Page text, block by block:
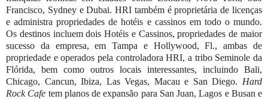
Francisco, Sydney e Dubai. HRI também é proprietária de licenças
e administra propriedades de hotéis e cassinos em todo o mundo.
Os destinos incluem dois Hotéis e Cassinos, propriedades de maior
sucesso da empresa, em Tampa e Hollywood, Fl., ambas de
propriedade e operados pela controladora HRI, a tribo Seminole da
Flórida, bem como outros locais interessantes, incluindo Bali,
Chicago, Cancun, Ibiza, Las Vegas, Macau e San Diego. Hard
Rock Cafe tem planos de expansão para San Juan, Lagos e Busan e